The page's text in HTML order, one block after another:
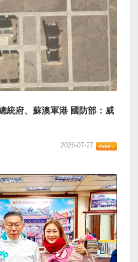
統府、蘇澳軍港 國防部：威
2026-07-27